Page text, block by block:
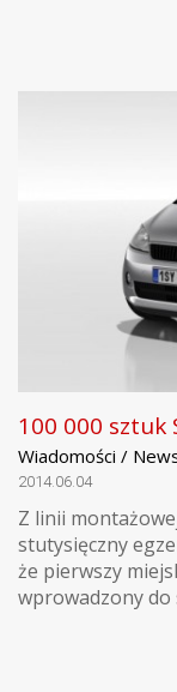
100 000 sztuk
Wiadomości /
2014.06.04
Z linii
stutysięczny
że pierwszy
wprowadzony do